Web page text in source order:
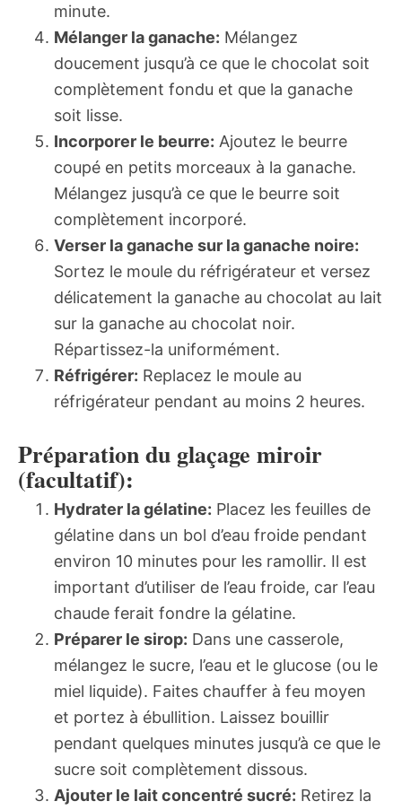
minute.
Mélanger la ganache: Mélangez
doucement jusqu’à ce que le chocolat soit
complètement fondu et que la ganache
soit lisse.
Incorporer le beurre: Ajoutez le beurre
coupé en petits morceaux à la ganache.
Mélangez jusqu’à ce que le beurre soit
complètement incorporé.
Verser la ganache sur la ganache noire:
Sortez le moule du réfrigérateur et versez
délicatement la ganache au chocolat au lait
sur la ganache au chocolat noir.
Répartissez-la uniformément.
Réfrigérer: Replacez le moule au
réfrigérateur pendant au moins 2 heures.
Préparation du glaçage miroir
(facultatif):
Hydrater la gélatine: Placez les feuilles de
gélatine dans un bol d’eau froide pendant
environ 10 minutes pour les ramollir. Il est
important d’utiliser de l’eau froide, car l’eau
chaude ferait fondre la gélatine.
Préparer le sirop: Dans une casserole,
mélangez le sucre, l’eau et le glucose (ou le
miel liquide). Faites chauffer à feu moyen
et portez à ébullition. Laissez bouillir
pendant quelques minutes jusqu’à ce que le
sucre soit complètement dissous.
Ajouter le lait concentré sucré: Retirez la